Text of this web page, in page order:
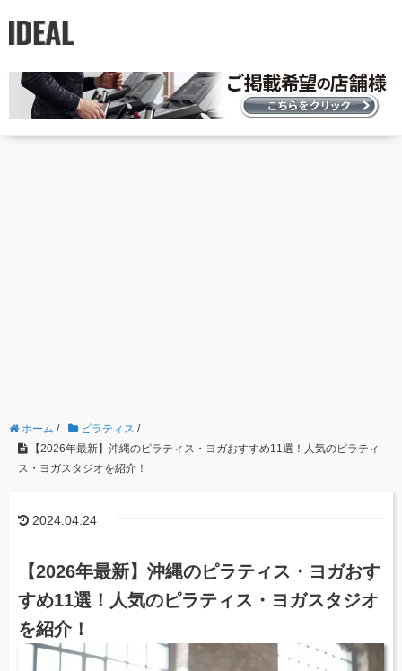
ホーム / ピラティス /
【2026年最新】沖縄のピラティス・ヨガおすすめ11選！人気のピラティ
ス・ヨガスタジオを紹介！
2024.04.24
【2026年最新】沖縄のピラティス・ヨガおす
すめ11選！人気のピラティス・ヨガスタジオ
を紹介！